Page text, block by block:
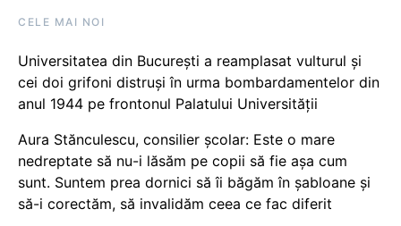
CELE MAI NOI
Universitatea din București a reamplasat vulturul și
cei doi grifoni distruși în urma bombardamentelor din
anul 1944 pe frontonul Palatului Universității
Aura Stănculescu, consilier școlar: Este o mare
nedreptate să nu-i lăsăm pe copii să fie așa cum
sunt. Suntem prea dornici să îi băgăm în șabloane și
să-i corectăm, să invalidăm ceea ce fac diferit